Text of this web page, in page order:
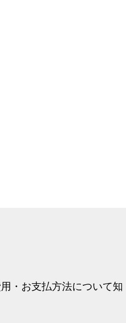
・お支払方法について知